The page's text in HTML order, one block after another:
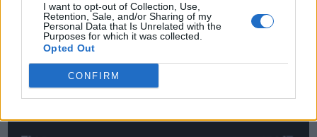
I want to opt-out of Collection, Use,
Retention, Sale, and/or Sharing of my
Personal Data that Is Unrelated with the
Purposes for which it was collected.
Opted Out
CONFIRM
TheCars.gr|12/02/2026 13:00
Το νέο BYD ATTO 3 EVO είναι
διαθέσιμο με τετρακίνηση και
αυτονομία έως 510 χλμ